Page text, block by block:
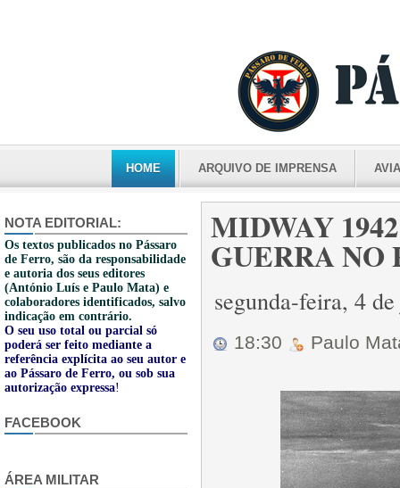
HOME ARQUIVO DE IMPRENSA
NOTA EDITORIAL:
Os textos publicados no Pássaro
de Ferro, são da responsabilidade
e autoria dos seus editores
(António Luís e Paulo Mata) e
colaboradores identificados, salvo
indicação em contrário.
O seu uso total ou parcial só
poderá ser feito mediante a
referência explícita ao seu autor e
ao Pássaro de Ferro, ou sob sua
autorização expressa!
FACEBOOK
ÁREA MILITAR
MIDWAY
GUERRA NO
segunda-feira, 4
18:30 Paulo